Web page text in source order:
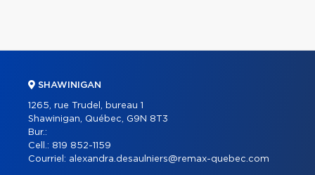
SHAWINIGAN
1265, rue Trudel, bureau 1
Shawinigan, Québec, G9N 8T3
Bur.:
Cell.: 819 852-1159
Courriel: alexandra.desaulniers@remax-quebec.com